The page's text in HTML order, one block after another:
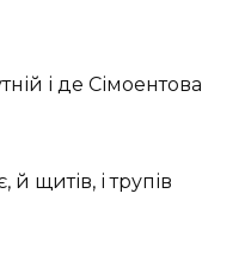
і де Сімоентова
й щитів, і трупів